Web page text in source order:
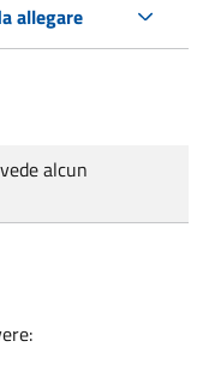
allegare
alcun